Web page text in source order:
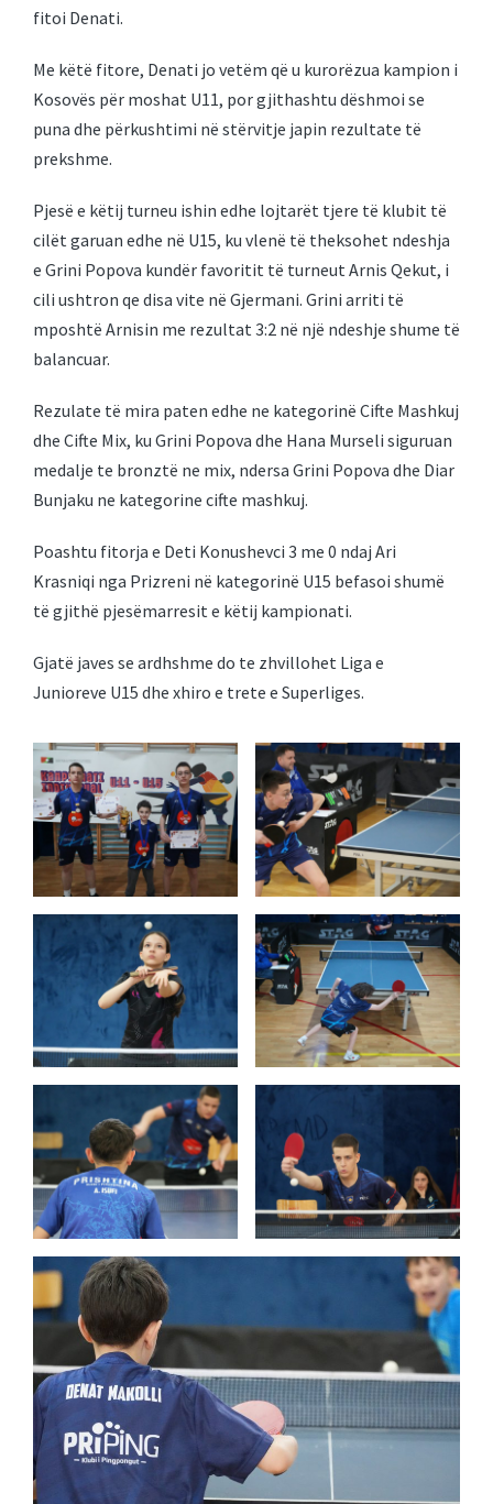
fitoi Denati.
Me këtë fitore, Denati jo vetëm që u kurorëzua kampion i
Kosovës për moshat U11, por gjithashtu dëshmoi se
puna dhe përkushtimi në stërvitje japin rezultate të
prekshme.
Pjesë e këtij turneu ishin edhe lojtarët tjere të klubit të
cilët garuan edhe në U15, ku vlenë të theksohet ndeshja
e Grini Popova kundër favoritit të turneut Arnis Qekut, i
cili ushtron qe disa vite në Gjermani. Grini arriti të
mposhtë Arnisin me rezultat 3:2 në një ndeshje shume të
balancuar.
Rezulate të mira paten edhe ne kategorinë Cifte Mashkuj
dhe Cifte Mix, ku Grini Popova dhe Hana Murseli siguruan
medalje te bronztë ne mix, ndersa Grini Popova dhe Diar
Bunjaku ne kategorine cifte mashkuj.
Poashtu fitorja e Deti Konushevci 3 me 0 ndaj Ari
Krasniqi nga Prizreni në kategorinë U15 befasoi shumë
të gjithë pjesëmarresit e këtij kampionati.
Gjatë javes se ardhshme do te zhvillohet Liga e
Junioreve U15 dhe xhiro e trete e Superliges.